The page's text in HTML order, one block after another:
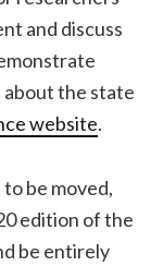
and discuss
about the state
website.
be moved,
edition of the
be entirely